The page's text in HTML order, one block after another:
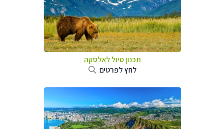
תכנון טיול לאלסקה
לחץ לפרטים